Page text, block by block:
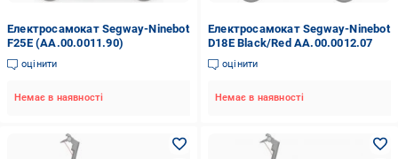
Електросамокат Segway-Ninebot
F25E (AA.00.0011.90)
оцінити
Немає в наявності
Електросамокат Segway-Ninebot
D18E Black/Red AA.00.0012.07
оцінити
Немає в наявності